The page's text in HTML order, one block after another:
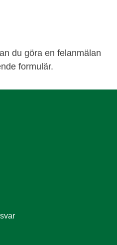
du göra en felanmälan
formulär.